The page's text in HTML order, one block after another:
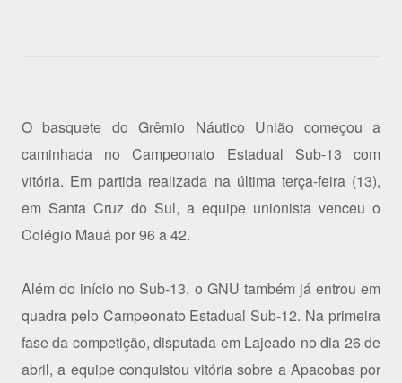
O basquete do Grêmio Náutico União começou a
caminhada no Campeonato Estadual Sub-13 com
vitória. Em partida realizada na última terça-feira (13),
em Santa Cruz do Sul, a equipe unionista venceu o
Colégio Mauá por 96 a 42.
Além do início no Sub-13, o GNU também já entrou em
quadra pelo Campeonato Estadual Sub-12. Na primeira
fase da competição, disputada em Lajeado no dia 26 de
abril, a equipe conquistou vitória sobre a Apacobas por